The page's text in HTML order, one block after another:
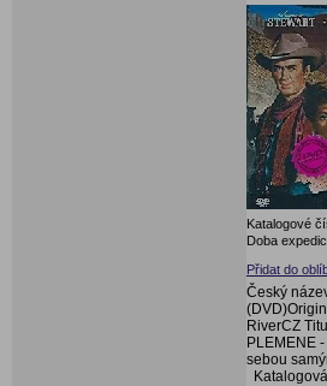
Katalogové
Doba
Přidat do
Český
RiverCZ
PLEMENE
sebou